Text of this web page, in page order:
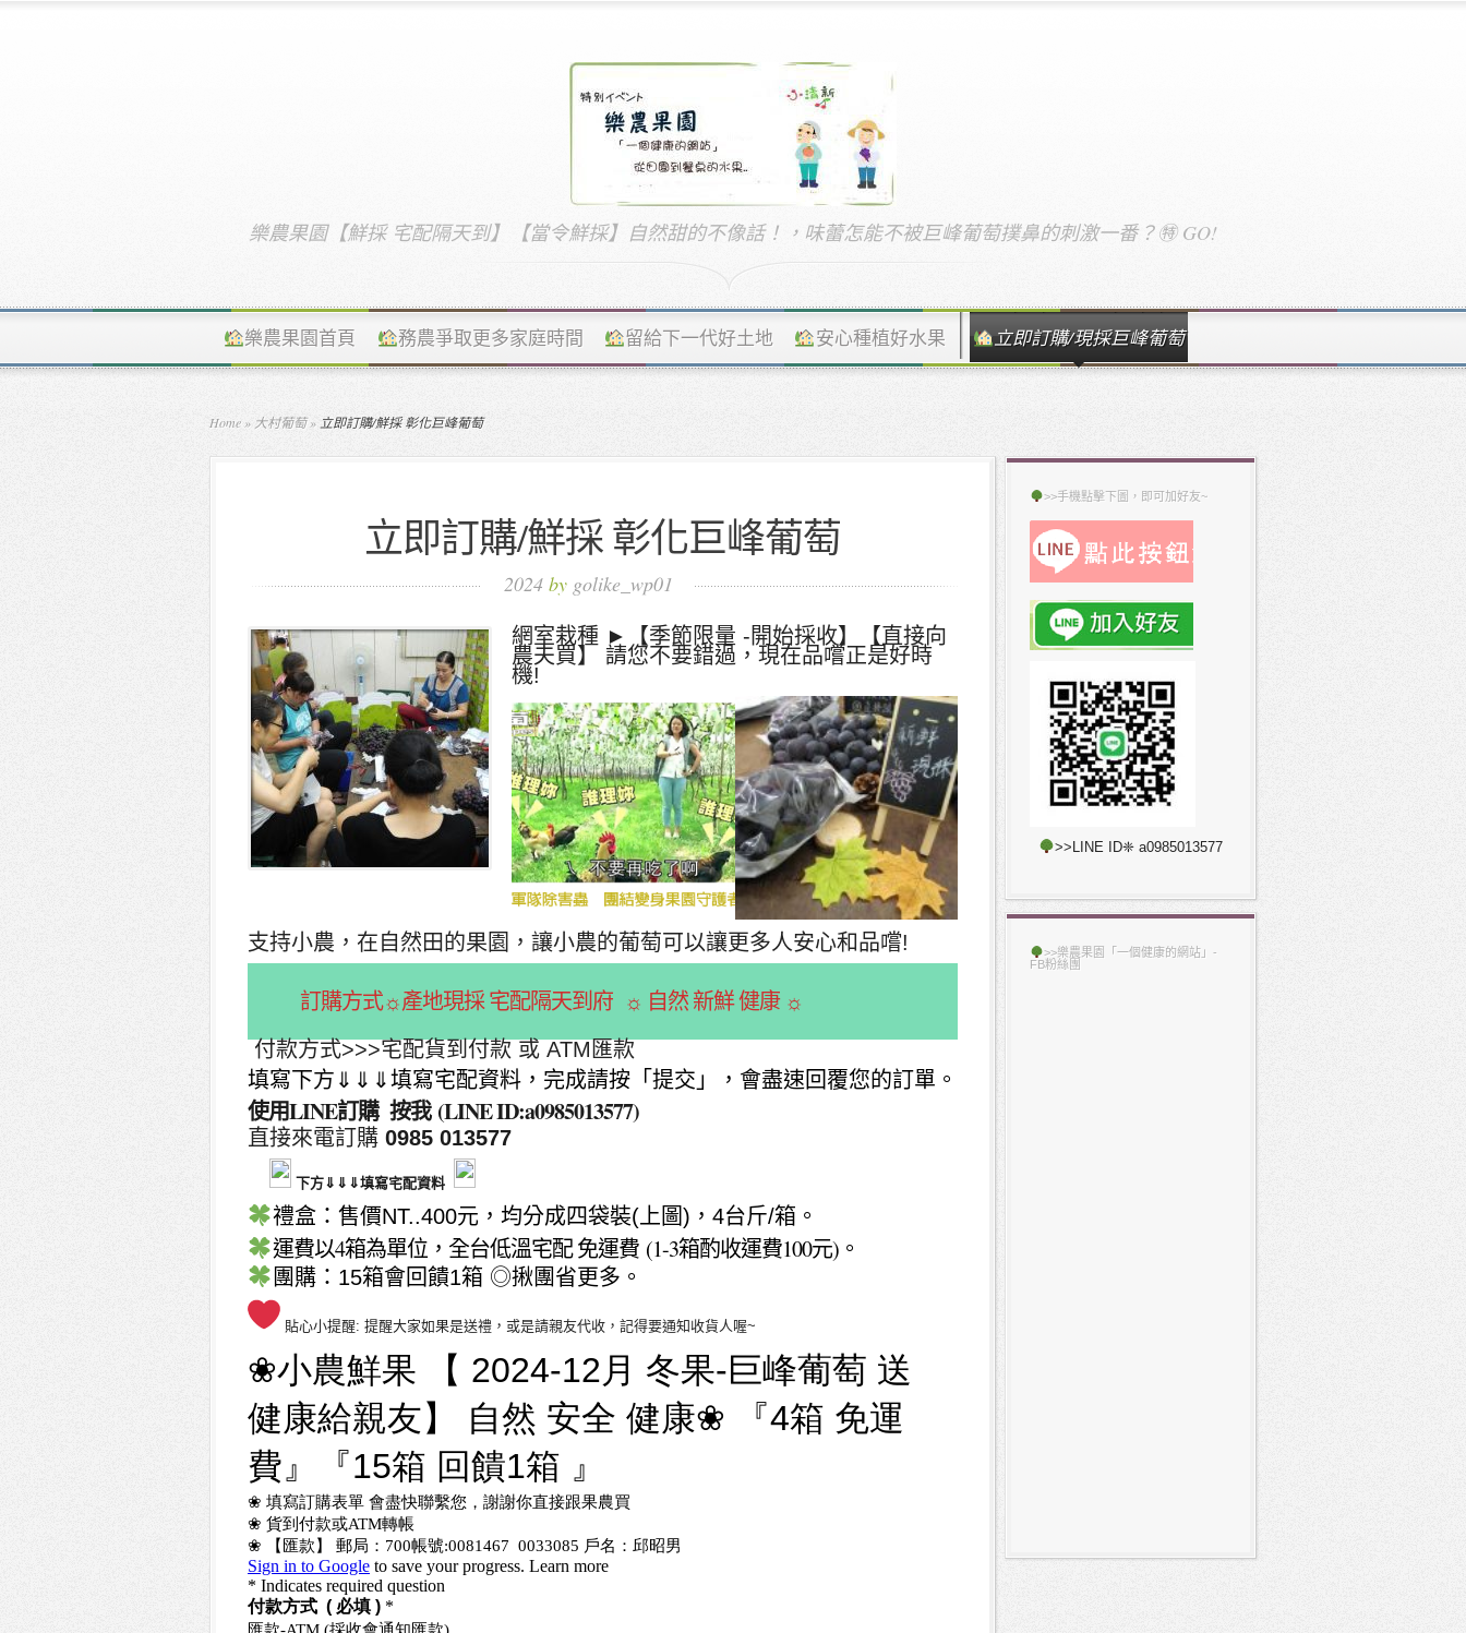
樂農果園【鮮採 宅配隔天到】【當令鮮採】自然甜的不像話！，味蕾怎能不被巨峰葡萄撲鼻的刺激一番？㊕ GO!
樂農果園首頁 務農爭取更多家庭時間 留給下一代好土地 安心種植好水果 立即訂購/現採巨峰葡萄
Home » 大村葡萄 » 立即訂購/鮮採 彰化巨峰葡萄
立即訂購/鮮採 彰化巨峰葡萄
2024 by golike_wp01
網室栽種 ►【季節限量 -開始採收】【直接向
農夫買】 請您不要錯過，現在品嚐正是好時
機!
支持小農，在自然田的果園，讓小農的葡萄可以讓更多人安心和品嚐!
訂購方式☼產地現採 宅配隔天到府 ☼ 自然 新鮮 健康 ☼
付款方式>>>宅配貨到付款 或 ATM匯款
填寫下方⇓⇓⇓填寫宅配資料，完成請按「提交」，會盡速回覆您的訂單。
使用LINE訂購 按我 (LINE ID:a0985013577)
直接來電訂購 0985 013577
下方⇓⇓⇓填寫宅配資料
禮盒：售價NT..400元，均分成四袋裝(上圖)，4台斤/箱。
運費以4箱為單位，全台低溫宅配 免運費 (1-3箱酌收運費100元)。
團購：15箱會回饋1箱 ◎揪團省更多。
貼心小提醒: 提醒大家如果是送禮，或是請親友代收，記得要通知收貨人喔~
>>手機點擊下圖，即可加好友~
>>LINE ID❈ a0985013577
>>樂農果園「一個健康的網站」-
FB粉絲團